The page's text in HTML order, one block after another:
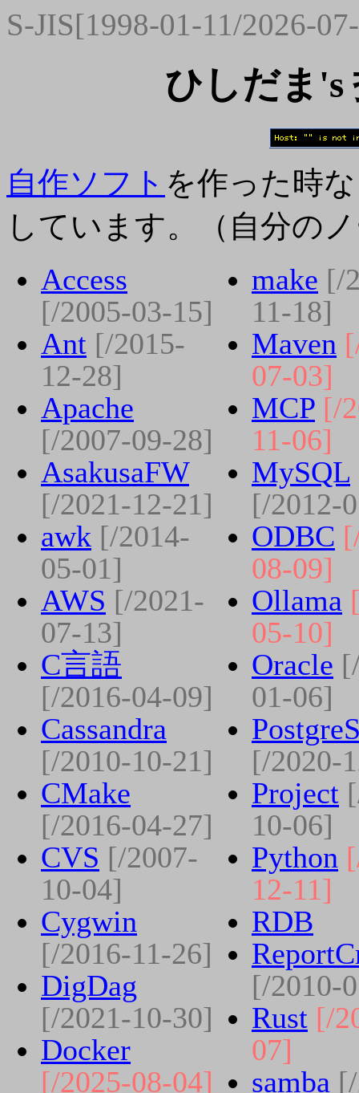
S-JIS[1998-01-11/2026-
ひしだま's
自作ソフト を作った時
しています。（自分の
Access
[/2005-03-15]
Ant [/2015-
12-28]
Apache
[/2007-09-28]
AsakusaFW
[/2021-12-21]
awk [/2014-
05-01]
AWS [/2021-
07-13]
C言語
[/2016-04-09]
Cassandra
[/2010-10-21]
CMake
[/2016-04-27]
CVS [/2007-
10-04]
Cygwin
[/2016-11-26]
DigDag
[/2021-10-30]
Docker
[/2025-08-04]
make [/
11-18]
Maven
07-03]
MCP [/
11-06]
MySQL
[/2012-
ODBC
08-09]
Ollama
05-10]
Oracle
01-06]
[/2020-
Project
10-06]
Python
12-11]
RDB
[/2010-
Rust [/
07]
samba